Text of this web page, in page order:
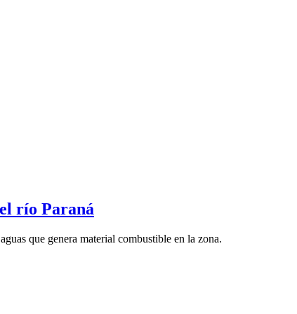
río Paraná
que genera material combustible en la zona.